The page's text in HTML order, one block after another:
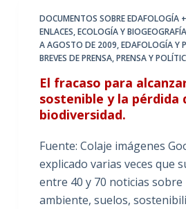
DOCUMENTOS SOBRE EDAFOLOGÍA
ENLACES,ECOLOGÍA Y
A AGOSTO DE 2009,EDAFOLOGÍA Y
BREVES DE PRENSA,PRENSA Y
El fracaso para
sostenible y la pérdida
biodiversidad.
Fuente: Colaje imágenes
explicado varias veces que
entre 40 y 70 noticias sobre
ambiente, suelos,